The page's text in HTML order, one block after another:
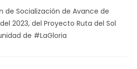
de Socialización de Avance de
2023, del Proyecto Ruta del Sol
de #LaGloria